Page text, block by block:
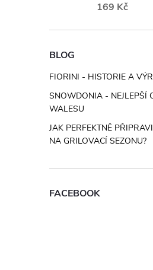
169 Kč
BLOG
FIORINI - HISTORIE A
SNOWDONIA - NEJLEPŠÍ
WALESU
JAK PERFEKTNĚ
NA GRILOVACÍ SEZONU?
FACEBOOK